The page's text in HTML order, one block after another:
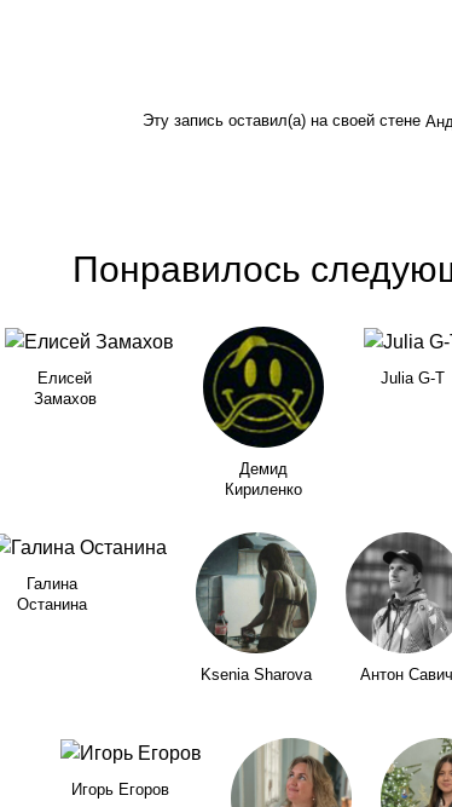
Эту запись оставил(а) на своей стене
Понравилось
Елисей
Замахов
Демид
Кириленко
Julia G-T
Галина
Останина
Ksenia Sharova Антон Савич
Игорь Егоров